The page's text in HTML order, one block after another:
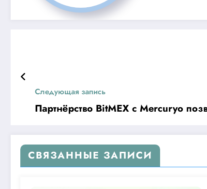
Следующая запись
Партнёрство BitMEX с Mercuryo
СВЯЗАННЫЕ ЗАПИСИ